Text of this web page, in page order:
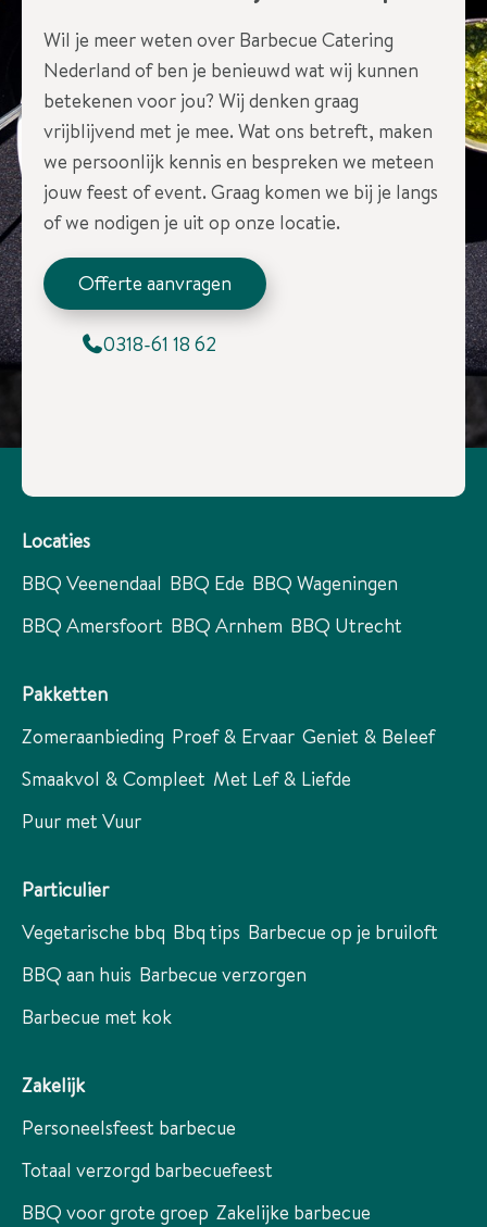
Wil je meer weten over Barbecue Catering
Nederland of ben je benieuwd wat wij kunnen
betekenen voor jou? Wij denken graag
vrijblijvend met je mee. Wat ons betreft, maken
we persoonlijk kennis en bespreken we meteen
jouw feest of event. Graag komen we bij je langs
of we nodigen je uit op onze locatie.
Offerte aanvragen
0318-61 18 62
Locaties
BBQ Veenendaal BBQ Ede BBQ Wageningen
BBQ Amersfoort BBQ Arnhem BBQ Utrecht
Pakketten
Zomeraanbieding Proef & Ervaar Geniet & Beleef
Smaakvol & Compleet Met Lef & Liefde
Puur met Vuur
Particulier
Vegetarische bbq Bbq tips Barbecue op je bruiloft
BBQ aan huis Barbecue verzorgen
Barbecue met kok
Zakelijk
Personeelsfeest barbecue
Totaal verzorgd barbecuefeest
BBQ voor grote groep Zakelijke barbecue